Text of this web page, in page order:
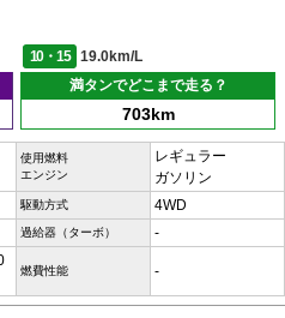
10・15
19.0km/L
満タンでどこまで走る？
703km
使用燃料
エンジン
レギュラー
ガソリン
駆動方式 4WD
過給器（ターボ） -
燃費性能 -